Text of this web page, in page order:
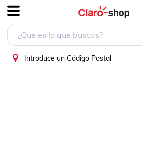
Introduce un Código Postal
PorCategorías
PorMarcas
PorDescuento